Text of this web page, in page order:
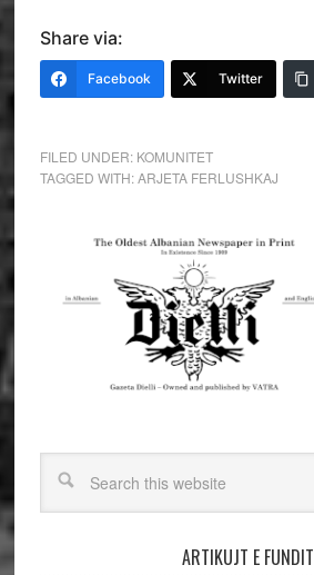
Share via:
Facebook Twitter
FILED UNDER: KOMUNITET
TAGGED WITH:ARJETA FERLUSHKAJ
ARTIKUJT E FUNDIT